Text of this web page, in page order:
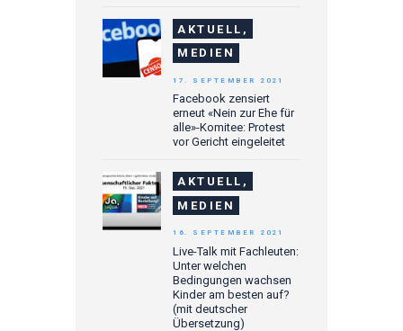
AKTUELL,
MEDIEN
Facebook zensiert
erneut «Nein zur Ehe für
alle»-Komitee: Protest
vor Gericht eingeleitet
17. SEPTEMBER 2021
AKTUELL,
MEDIEN
Live-Talk mit Fachleuten:
Unter welchen
Bedingungen wachsen
Kinder am besten auf?
(mit deutscher
Übersetzung)
16. SEPTEMBER 2021